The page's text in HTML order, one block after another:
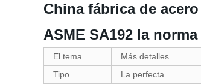
China fábrica de
ASME SA192 la norma
El tema
Más detalles
Tipo
La perfecta